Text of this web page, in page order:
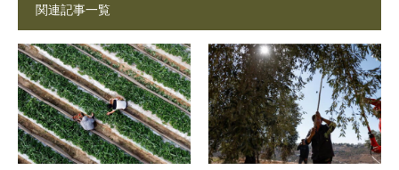
の原
材料
は本
固形
石鹸
が優
関連記事一覧